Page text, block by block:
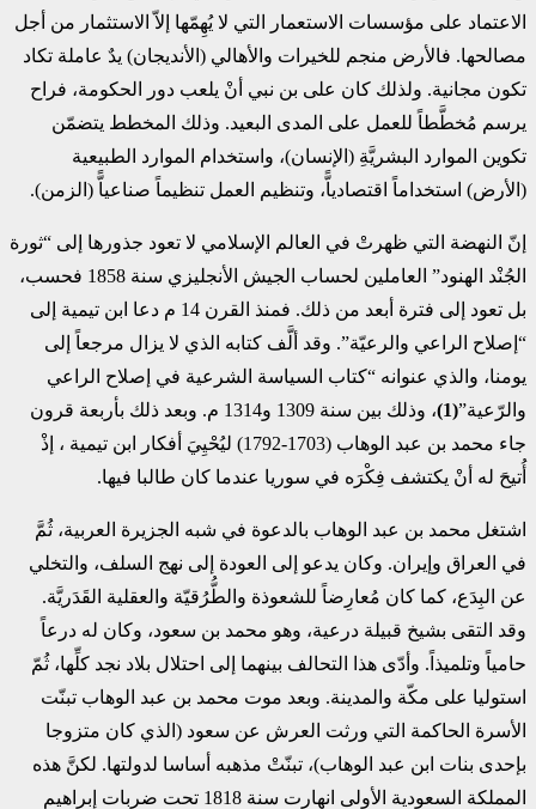
الاعتماد على مؤسسات الاستعمار التي لا يُهِمّها إلاّ الاستثمار من أجل
مصالحها. فالأرض منجم للخيرات والأهالي (الأنديجان) يدٌ عاملة تكاد
تكون مجانية. ولذلك كان على بن نبي أنْ يلعب دور الحكومة، فراح
يرسم مُخطَّطاً للعمل على المدى البعيد. وذلك المخطط يتضمّن
تكوين الموارد البشريَّةِ (الإنسان)، واستخدام الموارد الطبيعية
(الأرض) استخداماً اقتصادياًّ، وتنظيم العمل تنظيماً صناعياًّ (الزمن).
إنّ النهضة التي ظهرتْ في العالم الإسلامي لا تعود جذورها إلى “ثورة
الجُنْد الهنود” العاملين لحساب الجيش الأنجليزي سنة 1858 فحسب،
بل تعود إلى فترة أبعد من ذلك. فمنذ القرن 14 م دعا ابن تيمية إلى
“إصلاح الراعي والرعيّة”. وقد ألَّف كتابه الذي لا يزال مرجعاً إلى
يومنا، والذي عنوانه “كتاب السياسة الشرعية في إصلاح الراعي
والرّعية”(1)
، وذلك بين سنة 1309 و1314 م. وبعد ذلك بأربعة قرون
جاء محمد بن عبد الوهاب (1703-1792) ليُحْيِيَ أفكار ابن تيمية ، إذْ
أُتيحَ له أنْ يكتشف فِكْرَه في سوريا عندما كان طالبا فيها.
اشتغل محمد بن عبد الوهاب بالدعوة في شبه الجزيرة العربية، ثُمَّ
في العراق وإيران. وكان يدعو إلى العودة إلى نهج السلف، والتخلي
عن البِدَع، كما كان مُعارِضاً للشعوذة والطُّرُقيّة والعقلية القَدَريَّة.
وقد التقى بشيخ قبيلة درعية، وهو محمد بن سعود، وكان له درعاً
حامياً وتلميذاً. وأدّى هذا التحالف بينهما إلى احتلال بلاد نجد كلِّها، ثُمّ
استوليا على مكّة والمدينة. وبعد موت محمد بن عبد الوهاب تبنّت
الأسرة الحاكمة التي ورثت العرش عن سعود (الذي كان متزوجا
بإحدى بنات ابن عبد الوهاب)، تبنّتْ مذهبه أساسا لدولتها. لكنَّ هذه
المملكة السعودية الأولى انهارت سنة 1818 تحت ضربات إبراهيم